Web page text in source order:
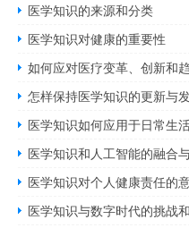
医学知识的来源和分类
医学知识对健康的重要性
如何应对医疗变革、创新和
怎样保持医学知识的更新与
医学知识如何应用于日常生
医学知识和人工智能的融合
医学知识对个人健康责任的
医学知识与数字时代的挑战